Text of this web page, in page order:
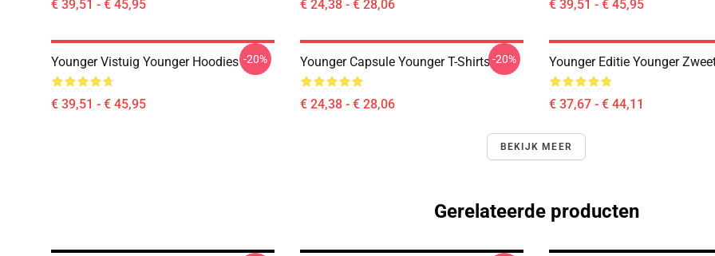
€ 39,51 - € 45,95 € 24,38 - € 28,06 € 39,51 - € 45,95
Younger Vistuig Younger Hoodies
€ 39,51 - € 45,95
-20% Younger Capsule Younger T-Shirts
€ 24,38 - € 28,06
-20% Younger Editie Younger
€ 37,67 - € 44,11
BEKIJK MEER
Gerelateerde producten